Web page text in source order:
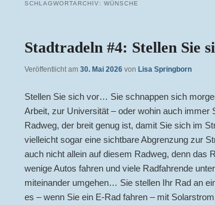
SCHLAGWORTARCHIV: WÜNSCHE
Stadtradeln #4: Stellen Sie
Veröffentlicht am 30. Mai 2026 von Lisa Springborn
Stellen Sie sich vor… Sie schnappen sich
Arbeit, zur Universität – oder wohin auch
Radweg, der breit genug ist, damit Sie sich im
vielleicht sogar eine sichtbare Abgrenzung zur
auch nicht allein auf diesem Radweg, denn das
wenige Autos fahren und viele Radfahrende
miteinander umgehen… Sie stellen Ihr Rad an
es – wenn Sie ein E-Rad fahren – mit